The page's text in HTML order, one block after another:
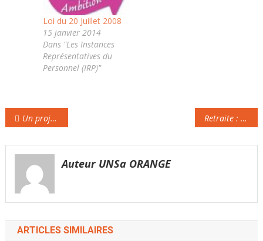
Loi du 20 Juillet 2008
15 janvier 2014
Dans "Les Instances
Représentatives du
Personnel (IRP)"
Navigation
de
l’article
Un projet de loi propose de taxer les robots travailleurs en Suisse Retraite : l’exécutif invité à prendre des mesure de redressement
Auteur UNSa ORANGE
ARTICLES SIMILAIRES